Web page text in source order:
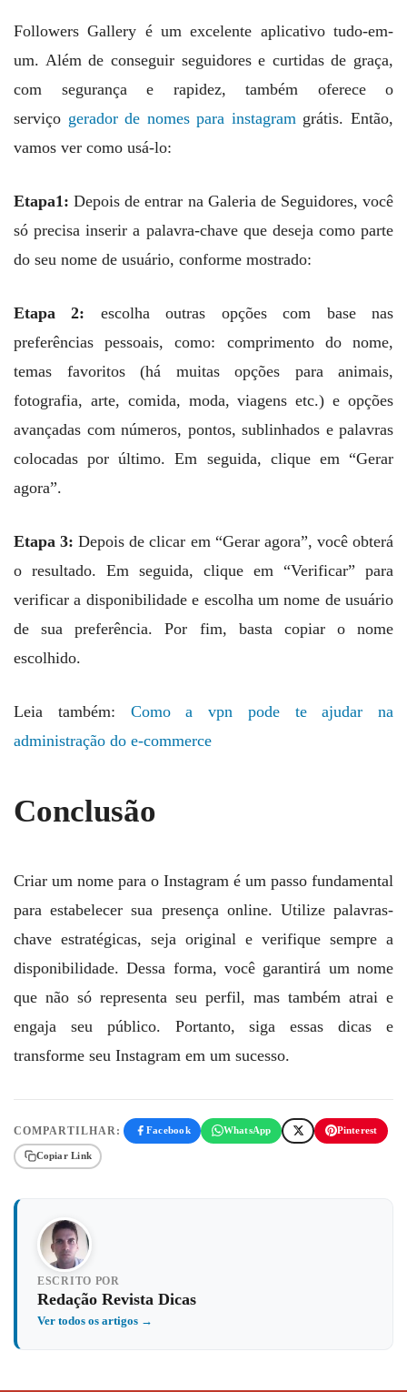
Followers Gallery é um excelente aplicativo tudo-em-
um. Além de conseguir seguidores e curtidas de graça,
com segurança e rapidez, também oferece o
serviço gerador de nomes para instagramgrátis. Então,
vamos ver como usá-lo:
Etapa1: Depois de entrar na Galeria de Seguidores, você
só precisa inserir a palavra-chave que deseja como parte
do seu nome de usuário, conforme mostrado:
Etapa 2: escolha outras opções com base nas
preferências pessoais, como: comprimento do nome,
temas favoritos (há muitas opções para animais,
fotografia, arte, comida, moda, viagens etc.) e opções
avançadas com números, pontos, sublinhados e palavras
colocadas por último. Em seguida, clique em “Gerar
agora”.
Etapa 3: Depois de clicar em “Gerar agora”, você obterá
o resultado. Em seguida, clique em “Verificar” para
verificar a disponibilidade e escolha um nome de usuário
de sua preferência. Por fim, basta copiar o nome
escolhido.
Leia também: Como a vpn pode te ajudar na
administração do e-commerce
Conclusão
Criar um nome para o Instagram é um passo fundamental
para estabelecer sua presença online. Utilize palavras-
chave estratégicas, seja original e verifique sempre a
disponibilidade. Dessa forma, você garantirá um nome
que não só representa seu perfil, mas também atrai e
engaja seu público. Portanto, siga essas dicas e
transforme seu Instagram em um sucesso.
COMPARTILHAR: Facebook WhatsApp Pinterest
Copiar Link
ESCRITO POR
Redação Revista Dicas
Ver todos os artigos →